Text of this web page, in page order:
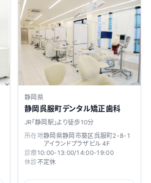
静岡県
静岡呉服町デンタル矯正歯科
JR「静岡駅」より徒歩10分
所在地静岡県静岡市葵区呉服町2-8-1
アイランドプラザビル 4F
診療10:00-13:00/14:00-19:00
休診不定休